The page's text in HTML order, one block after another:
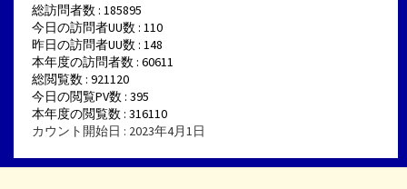
総訪問者数 : 185895
今日の訪問者UU数 : 110
昨日の訪問者UU数 : 148
本年度の訪問者数 : 60611
総閲覧数 : 921120
今日の閲覧PV数 : 395
本年度の閲覧数 : 316110
カウント開始日 : 2023年4月1日